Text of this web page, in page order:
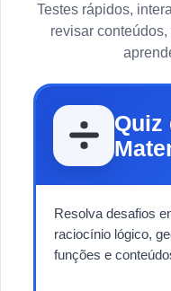
Testes rápidos,
revisar
Quiz
Resolva desafios
raciocínio lógico,
funções e